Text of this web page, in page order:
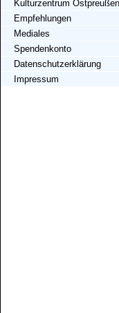
Kulturzentrum Ostpreußen
Empfehlungen
Mediales
Spendenkonto
Datenschutzerklärung
Impressum